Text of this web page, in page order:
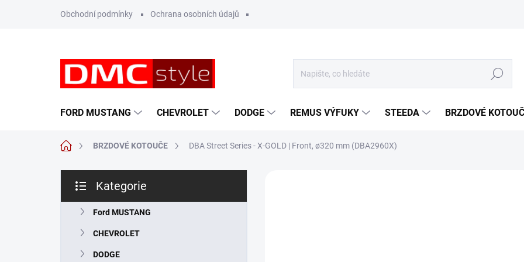
Obchodní podmínky Ochrana osobních údajů
Hledat
FORD MUSTANG CHEVROLET DODGE REMUS VÝFUKY STEEDA BRZDOVÉ
Domů BRZDOVÉ KOTOUČE DBA Street Series - X-GOLD | Front, ø320 mm (DBA2960X)
s
kategorie
Kategorie
Ford MUSTANG
CHEVROLET
DODGE